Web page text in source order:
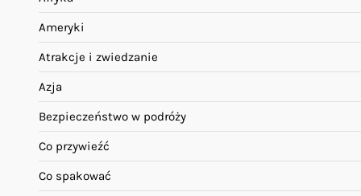
Ameryki
Atrakcje i zwiedzanie
Azja
Bezpieczeństwo w podróży
Co przywieźć
Co spakować